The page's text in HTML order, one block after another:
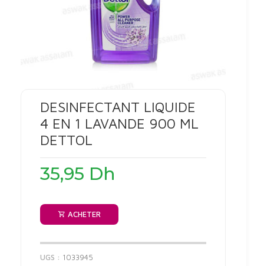
DESINFECTANT LIQUIDE
4 EN 1 LAVANDE 900 ML
DETTOL
35,95 Dh
ACHETER
UGS : 1033945